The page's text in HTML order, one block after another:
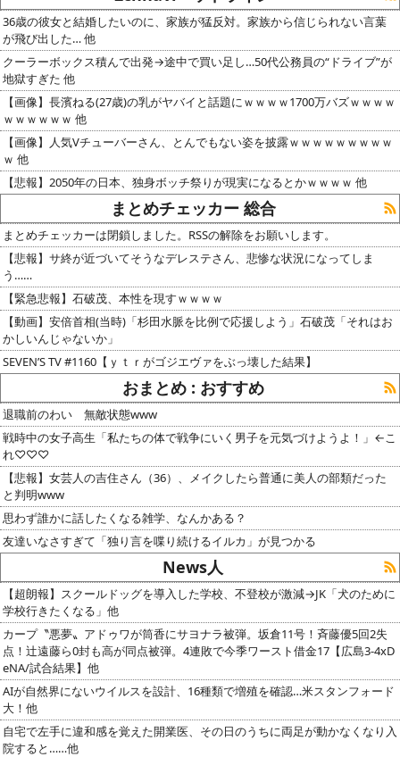
36歳の彼女と結婚したいのに、家族が猛反対。家族から信じられない言葉
が飛び出した… 他
クーラーボックス積んで出発→途中で買い足し…50代公務員の“ドライブ”が
地獄すぎた 他
【画像】長濱ねる(27歳)の乳がヤバイと話題にｗｗｗｗ1700万バズｗｗｗｗ
ｗｗｗｗｗｗ 他
【画像】人気Vチューバーさん、とんでもない姿を披露ｗｗｗｗｗｗｗｗｗ
ｗ 他
【悲報】2050年の日本、独身ボッチ祭りが現実になるとかｗｗｗｗ 他
まとめチェッカー 総合
まとめチェッカーは閉鎖しました。RSSの解除をお願いします。
【悲報】サ終が近づいてそうなデレステさん、悲惨な状況になってしま
う……
【緊急悲報】石破茂、本性を現すｗｗｗｗ
【動画】安倍首相(当時)「杉田水脈を比例で応援しよう」石破茂「それはお
かしいんじゃないか」
SEVEN’S TV #1160【ｙｔｒがゴジエヴァをぶっ壊した結果】
おまとめ : おすすめ
退職前のわい 無敵状態www
戦時中の女子高生「私たちの体で戦争にいく男子を元気づけようよ！」←こ
れ♡♡♡
【悲報】女芸人の吉住さん（36）、メイクしたら普通に美人の部類だった
と判明www
思わず誰かに話したくなる雑学、なんかある？
友達いなさすぎて「独り言を喋り続けるイルカ」が見つかる
News人
【超朗報】スクールドッグを導入した学校、不登校が激減→JK「犬のために
学校行きたくなる」他
カープ〝悪夢〟アドゥワが筒香にサヨナラ被弾。坂倉11号！斉藤優5回2失
点！辻遠藤ら0封も高が同点被弾。4連敗で今季ワースト借金17【広島3-4xD
eNA/試合結果】他
AIが自然界にないウイルスを設計、16種類で増殖を確認…米スタンフォード
大！他
自宅で左手に違和感を覚えた開業医、その日のうちに両足が動かなくなり入
院すると……他